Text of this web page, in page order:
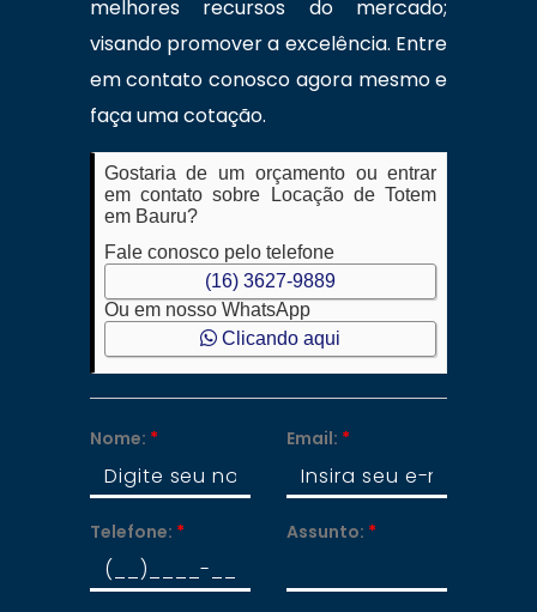
melhores recursos do mercado;
visando promover a excelência. Entre
em contato conosco agora mesmo e
faça uma cotação.
Gostaria de um orçamento ou entrar
em contato sobre Locação de Totem
em Bauru?
Fale conosco pelo telefone
(16) 3627-9889
Ou em nosso WhatsApp
Clicando aqui
Nome: * Email: *
Telefone: * Assunto: *